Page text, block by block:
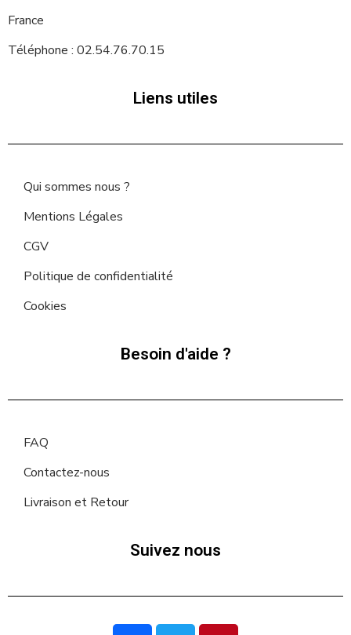
France
Téléphone : 02.54.76.70.15
Liens utiles
Qui sommes nous ?
Mentions Légales
CGV
Politique de confidentialité
Cookies
Besoin d'aide ?
FAQ
Contactez-nous
Livraison et Retour
Suivez nous